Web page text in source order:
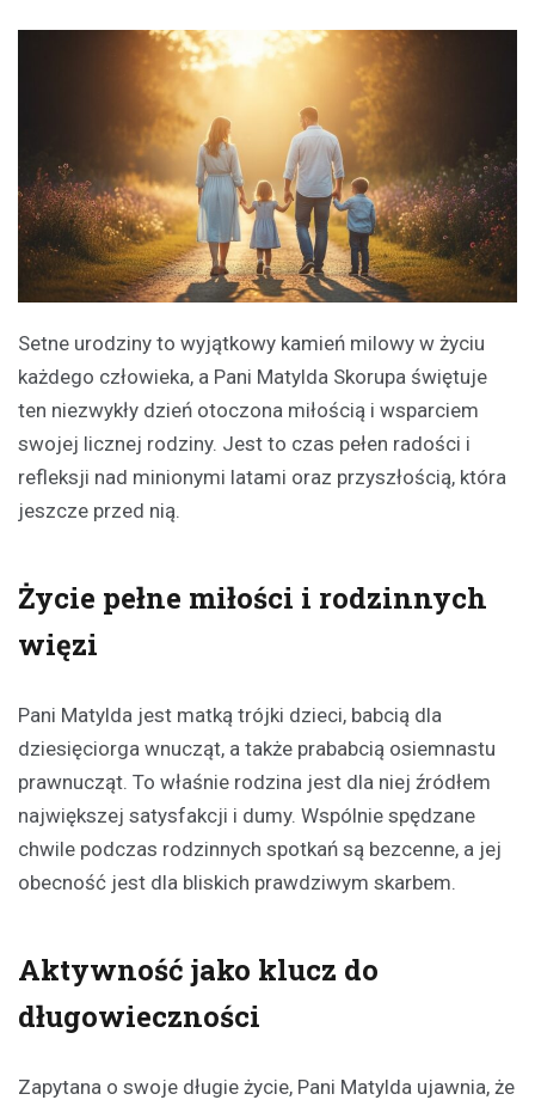
Setne urodziny to wyjątkowy kamień milowy w życiu
każdego człowieka, a Pani Matylda Skorupa świętuje
ten niezwykły dzień otoczona miłością i wsparciem
swojej licznej rodziny. Jest to czas pełen radości i
refleksji nad minionymi latami oraz przyszłością, która
jeszcze przed nią.
Życie pełne miłości i rodzinnych
więzi
Pani Matylda jest matką trójki dzieci, babcią dla
dziesięciorga wnucząt, a także prababcią osiemnastu
prawnucząt. To właśnie rodzina jest dla niej źródłem
największej satysfakcji i dumy. Wspólnie spędzane
chwile podczas rodzinnych spotkań są bezcenne, a jej
obecność jest dla bliskich prawdziwym skarbem.
Aktywność jako klucz do
długowieczności
Zapytana o swoje długie życie, Pani Matylda ujawnia, że